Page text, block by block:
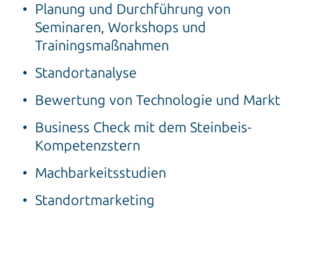
Planung und Durchführung von
Seminaren, Workshops und
Trainingsmaßnahmen
Standortanalyse
Bewertung von Technologie und Markt
Business Check mit dem Steinbeis-
Kompetenzstern
Machbarkeitsstudien
Standortmarketing